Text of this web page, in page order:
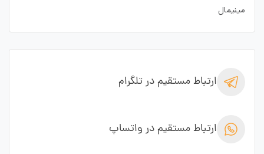
مینیمال
ارتباط مستقیم در تلگرام
ارتباط مستقیم در واتساپ